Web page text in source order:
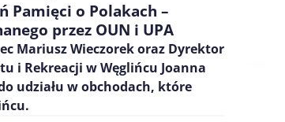
Pamięci o Polakach –
przez OUN i UPA
Mariusz Wieczorek oraz Dyrektor
i Rekreacji w Węglińcu Joanna
udziału w obchodach, które